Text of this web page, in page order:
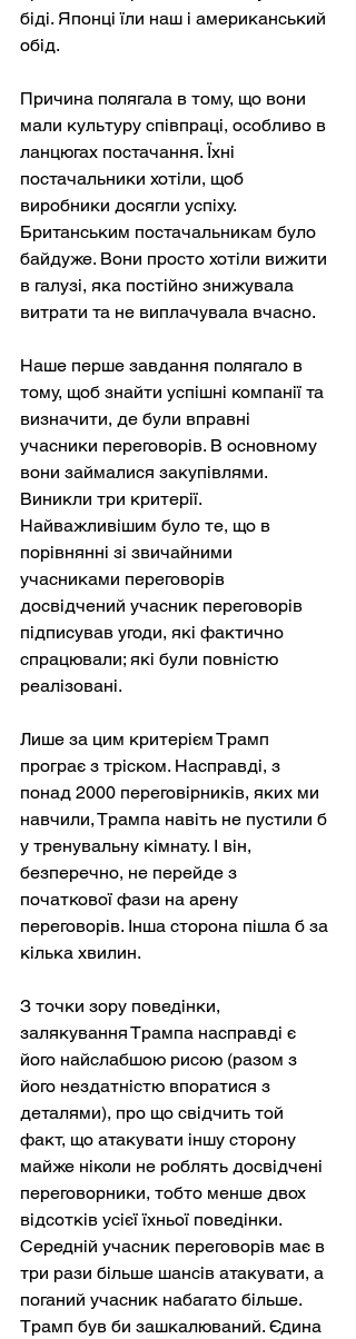
біді. Японці їли наш і американський
обід.
Причина полягала в тому, що вони
мали культуру співпраці, особливо в
ланцюгах постачання. Їхні
постачальники хотіли, щоб
виробники досягли успіху.
Британським постачальникам було
байдуже. Вони просто хотіли вижити
в галузі, яка постійно знижувала
витрати та не виплачувала вчасно.
Наше перше завдання полягало в
тому, щоб знайти успішні компанії та
визначити, де були вправні
учасники переговорів. В основному
вони займалися закупівлями.
Виникли три критерії.
Найважливішим було те, що в
порівнянні зі звичайними
учасниками переговорів
досвідчений учасник переговорів
підписував угоди, які фактично
спрацювали; які були повністю
реалізовані.
Лише за цим критерієм Трамп
програє з тріском. Насправді, з
понад 2000 переговірників, яких ми
навчили, Трампа навіть не пустили б
у тренувальну кімнату. І він,
безперечно, не перейде з
початкової фази на арену
переговорів. Інша сторона пішла б за
кілька хвилин.
З точки зору поведінки,
залякування Трампа насправді є
його найслабшою рисою (разом з
його нездатністю впоратися з
деталями), про що свідчить той
факт, що атакувати іншу сторону
майже ніколи не роблять досвідчені
переговорники, тобто менше двох
відсотків усієї їхньої поведінки.
Середній учасник переговорів має в
три рази більше шансів атакувати, а
поганий учасник набагато більше.
Трамп був би зашкалюваний. Єдина